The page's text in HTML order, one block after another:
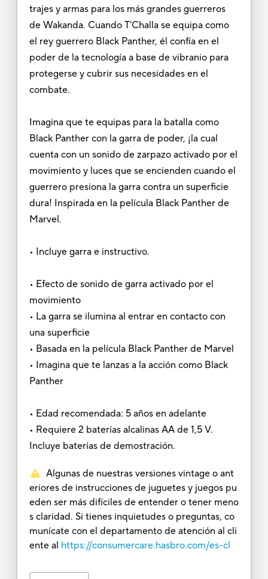
trajes y armas para los más grandes guerreros
de Wakanda. Cuando T’Challa se equipa como
el rey guerrero Black Panther, él confía en el
poder de la tecnología a base de vibranio para
protegerse y cubrir sus necesidades en el
combate.
Imagina que te equipas para la batalla como
Black Panther con la garra de poder, ¡la cual
cuenta con un sonido de zarpazo activado por el
movimiento y luces que se encienden cuando el
guerrero presiona la garra contra un superficie
dura! Inspirada en la película Black Panther de
Marvel.
• Incluye garra e instructivo.
• Efecto de sonido de garra activado por el
movimiento
• La garra se ilumina al entrar en contacto con
una superficie
• Basada en la película Black Panther de Marvel
• Imagina que te lanzas a la acción como Black
Panther
• Edad recomendada: 5 años en adelante
• Requiere 2 baterías alcalinas AA de 1,5 V.
Incluye baterías de demostración.
Algunas de nuestras versiones vintage o ant
eriores de instrucciones de juguetes y juegos pu
eden ser más difíciles de entender o tener meno
s claridad. Si tienes inquietudes o preguntas, co
munícate con el departamento de atención al cli
ente al https://consumercare.hasbro.com/es-cl